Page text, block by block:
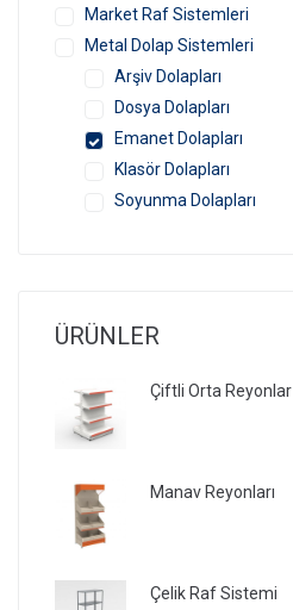
Market Raf Sistemleri
Metal Dolap Sistemleri
Arşiv Dolapları
Dosya Dolapları
Emanet Dolapları
Klasör Dolapları
Soyunma Dolapları
ÜRÜNLER
Çiftli Orta Reyonlar
Manav Reyonları
Çelik Raf Sistemi